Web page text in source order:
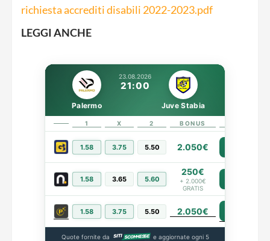
richiesta accrediti disabili 2022-2023.pdf
LEGGI ANCHE
23.08.2026
21:00
Palermo Juve Stabia
1 X 2 BONUS
1.58 3.75 5.50 2.050€
1.58 3.65 5.60
250€
+ 2.000€
GRATIS
1.58 3.75 5.50 2.050€
Quote fornite da
e aggiornate ogni 5